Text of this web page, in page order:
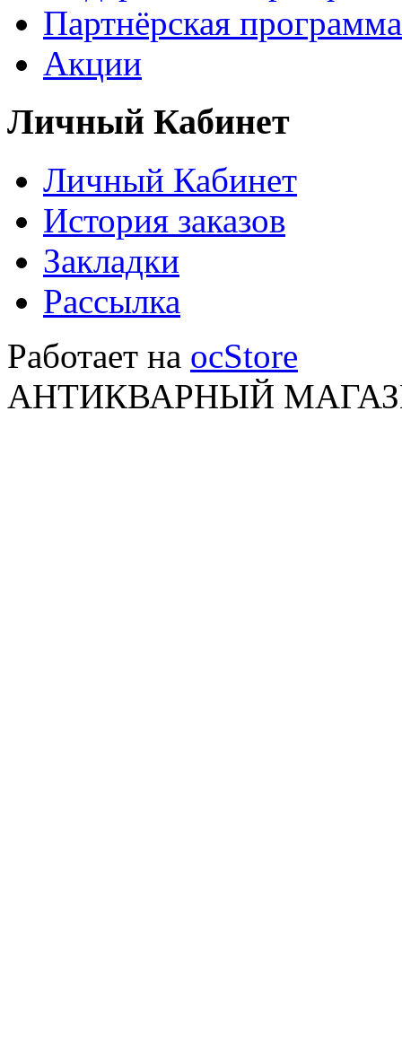
Партнёрская программа
Акции
Личный Кабинет
Личный Кабинет
История заказов
Закладки
Рассылка
Работает на ocStore
АНТИКВАРНЫЙ